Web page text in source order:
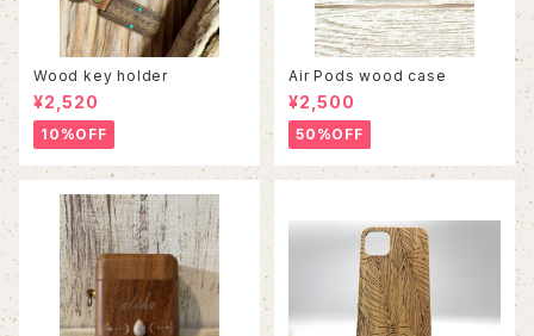
Wood key holder
¥2,520
10%OFF
Air Pods wood case
¥2,500
50%OFF